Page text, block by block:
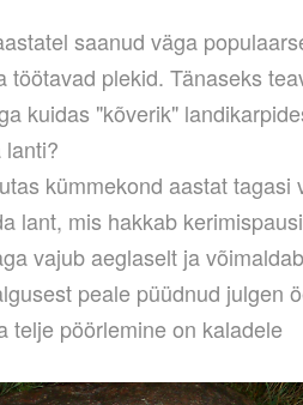
saanud väga
plekid. Tänaseks
kuidas "kõverik"
kümmekond aastat tagasi
lant, mis hakkab
vajub aeglaselt ja
peale püüdnud julgen
telje pöörlemine on kaladele